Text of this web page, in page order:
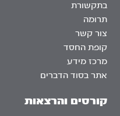
בתקשורת
תרומה
צור קשר
קופת החסד
מרכז מידע
אתר בסוד הדברים
קורסים והרצאות